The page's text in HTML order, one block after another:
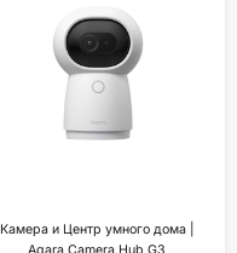
Камера и Центр умного дома |